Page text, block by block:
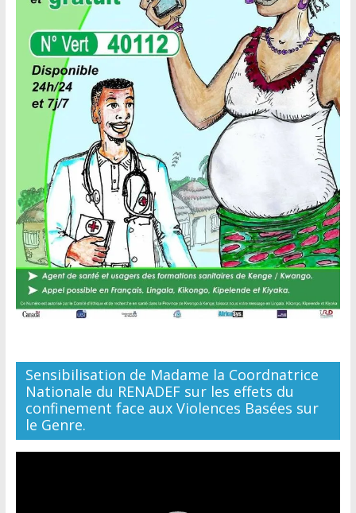
Sensibilisation de Madame la Coordnatrice
Nationale du RENADEF sur les effets du
confinement face aux Violences Basées sur
le Genre.